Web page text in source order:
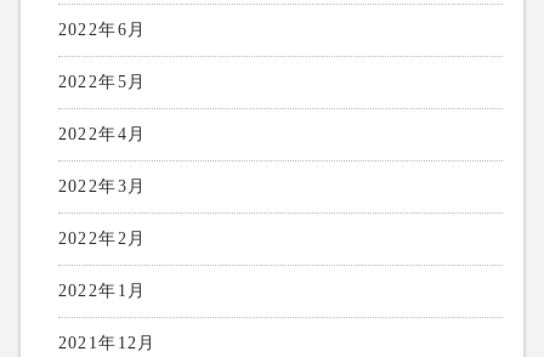
2022年6月
2022年5月
2022年4月
2022年3月
2022年2月
2022年1月
2021年12月